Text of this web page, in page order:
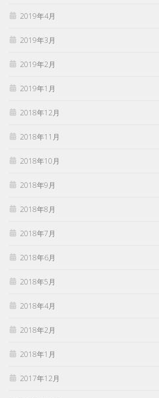
2019年4月
2019年3月
2019年2月
2019年1月
2018年12月
2018年11月
2018年10月
2018年9月
2018年8月
2018年7月
2018年6月
2018年5月
2018年4月
2018年2月
2018年1月
2017年12月